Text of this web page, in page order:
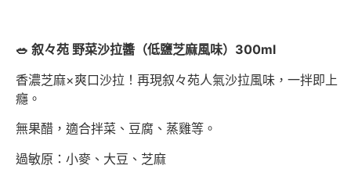
🥗 叙々苑 野菜沙拉醬（低鹽芝麻風味）300ml
香濃芝麻×爽口沙拉！再現叙々苑人氣沙拉風味，一拌即上
癮。
無果醋，適合拌菜、豆腐、蒸雞等。
過敏原：小麥、大豆、芝麻